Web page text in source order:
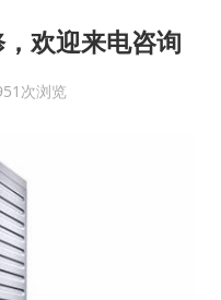
欢迎来电咨询
次浏览